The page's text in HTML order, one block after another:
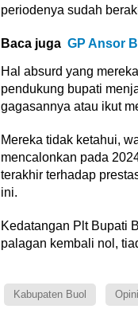
periodenya sudah
Baca juga GP Ansor
Hal absurd yang
pendukung bupati
gagasannya atau ikut
Mereka tidak ketahui,
mencalonkan pada
terakhir terhadap
ini.
Kedatangan Plt Bupati
palagan kembali nol,
Kabupaten Buol Opini